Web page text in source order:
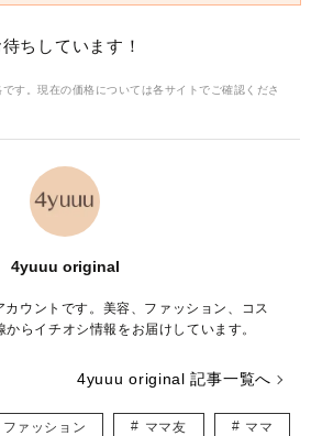
ちしています！
す。現在の価格については各サイトでご確認くださ
4yuuu original
ウントです。美容、ファッション、コス
らイチオシ情報をお届けしています。
4yuuu original 記事一覧へ
ファッション ママ友 ママ